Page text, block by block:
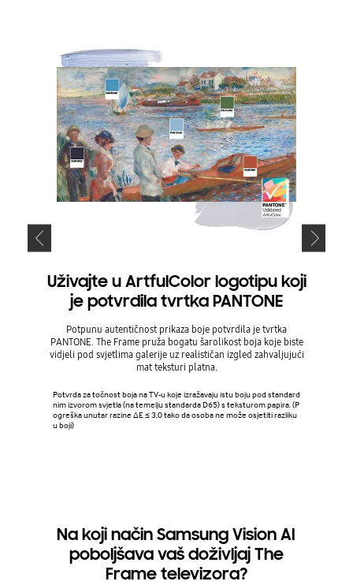
Uživajte u ArtfulColor logotipu koji
je potvrdila tvrtka PANTONE
Potpunu autentičnost prikaza boje potvrdila je tvrtka
PANTONE. The Frame pruža bogatu šarolikost boja koje biste
vidjeli pod svjetlima galerije uz realističan izgled zahvaljujući
mat teksturi platna.
Potvrda za točnost boja na TV-u koje izražavaju istu boju pod standard
nim izvorom svjetla (na temelju standarda D65) s teksturom papira. (P
ogreška unutar razine ΔΕ ≤ 3,0 tako da osoba ne može osjetiti razliku
u boji)
Na koji način Samsung Vision AI
poboljšava vaš doživljaj The
Frame televizora?